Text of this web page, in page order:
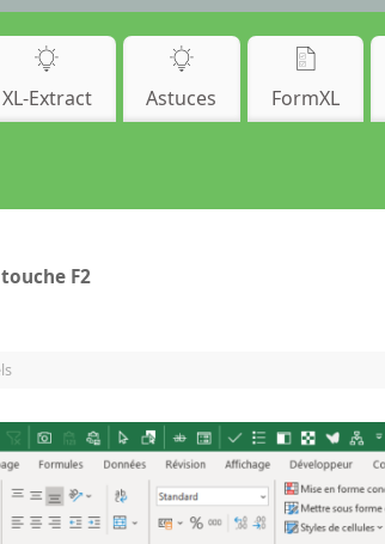
XL-Extract Astuces FormXL
F2